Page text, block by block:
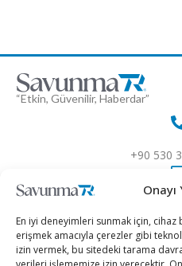
Onayı
En iyi deneyimleri sunmak için,
erişmek amacıyla çerezler gibi
izin vermek, bu sitedeki tarama
“Etkin, Güvenilir, Haberdar”
+90 530